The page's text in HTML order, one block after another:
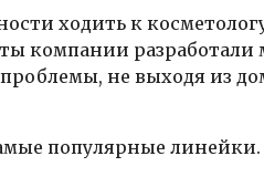
ходить к
компании
не выходя из
популярные линейки.